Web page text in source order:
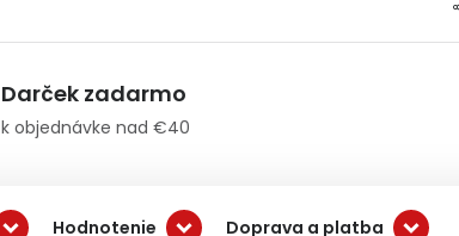
Darček zadarmo
k objednávke nad €40
Hodnotenie Doprava a platba